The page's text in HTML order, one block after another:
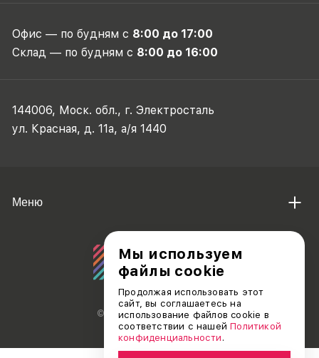
Офис — по будням с 8:00 до 17:00
Склад — по будням с 8:00 до 16:00
144006, Моск. обл., г. Электросталь
ул. Красная, д. 11а, а/я 1440
© АО «ДЕБЮТ», 2011 — 2026
Меню
Мы используем
файлы cookie
Продолжая использовать этот
сайт, вы соглашаетесь на
использование файлов cookie в
соответствии с нашейПолитикой
конфиденциальности .